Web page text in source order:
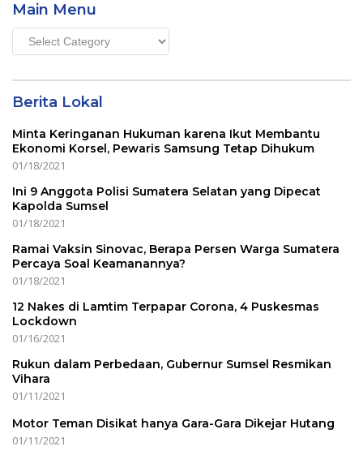
Main Menu
Main
Menu
Berita Lokal
Minta Keringanan Hukuman karena Ikut Membantu
Ekonomi Korsel, Pewaris Samsung Tetap Dihukum
01/18/2021
Ini 9 Anggota Polisi Sumatera Selatan yang Dipecat
Kapolda Sumsel
01/18/2021
Ramai Vaksin Sinovac, Berapa Persen Warga Sumatera
Percaya Soal Keamanannya?
01/18/2021
12 Nakes di Lamtim Terpapar Corona, 4 Puskesmas
Lockdown
01/16/2021
Rukun dalam Perbedaan, Gubernur Sumsel Resmikan
Vihara
01/11/2021
Motor Teman Disikat hanya Gara-Gara Dikejar Hutang
01/11/2021